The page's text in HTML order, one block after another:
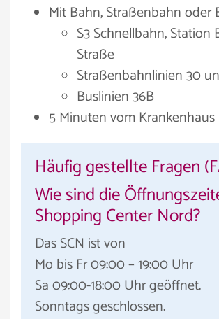
Mit Bahn, Straßenbahn oder
S3 Schnellbahn, Station
Straße
Straßenbahnlinien 30
Buslinien 36B
5 Minuten vom
Häufig gestellte Fragen
Wie sind die
Shopping Center Nord?
Das SCN ist von
Mo bis Fr 09:00 – 19:00 Uhr
Sa 09:00-18:00 Uhr geöffnet.
Sonntags geschlossen.